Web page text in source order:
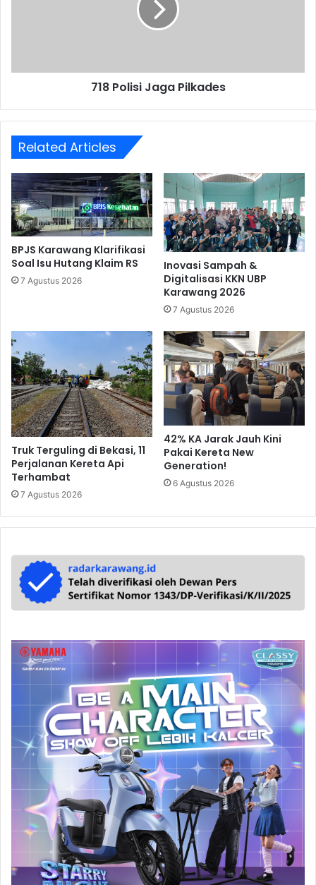
718 Polisi Jaga Pilkades
Related Articles
BPJS Karawang Klarifikasi
Soal Isu Hutang Klaim RS
7 Agustus 2026
Inovasi Sampah &
Digitalisasi KKN UBP
Karawang 2026
7 Agustus 2026
Truk Terguling di Bekasi, 11
Perjalanan Kereta Api
Terhambat
7 Agustus 2026
42% KA Jarak Jauh Kini
Pakai Kereta New
Generation!
6 Agustus 2026